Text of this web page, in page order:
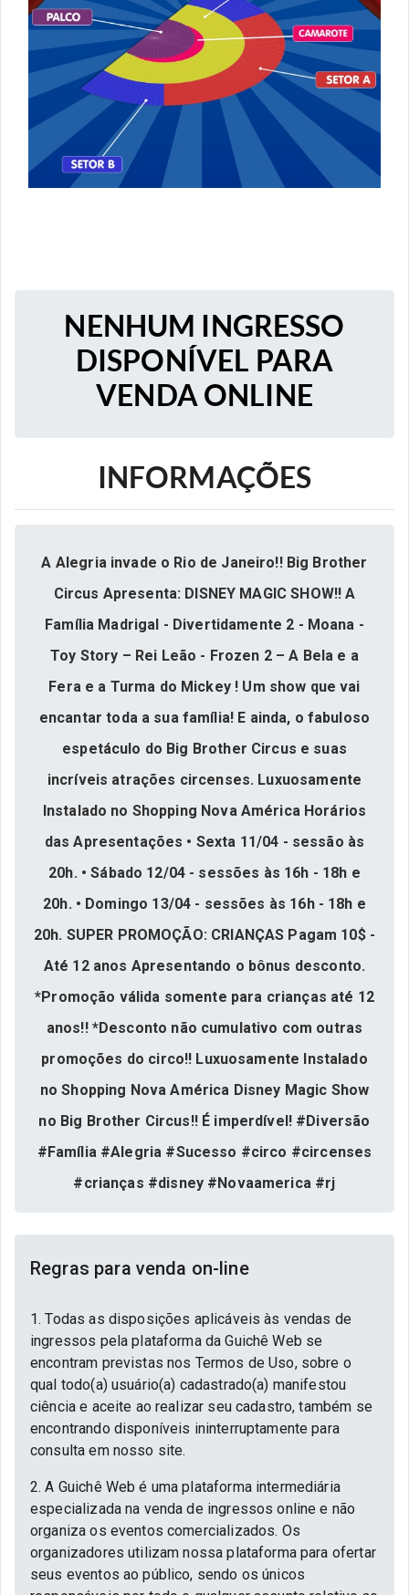
NENHUM INGRESSO
DISPONÍVEL PARA
VENDA ONLINE
INFORMAÇÕES
A Alegria invade o Rio de Janeiro!! Big Brother
Circus Apresenta: DISNEY MAGIC SHOW!! A
Família Madrigal - Divertidamente 2 - Moana -
Toy Story – Rei Leão - Frozen 2 – A Bela e a
Fera e a Turma do Mickey ! Um show que vai
encantar toda a sua família! E ainda, o fabuloso
espetáculo do Big Brother Circus e suas
incríveis atrações circenses. Luxuosamente
Instalado no Shopping Nova América Horários
das Apresentações • Sexta 11/04 - sessão às
20h. • Sábado 12/04 - sessões às 16h - 18h e
20h. • Domingo 13/04 - sessões às 16h - 18h e
20h. SUPER PROMOÇÃO: CRIANÇAS Pagam 10$ -
Até 12 anos Apresentando o bônus desconto.
*Promoção válida somente para crianças até 12
anos!! *Desconto não cumulativo com outras
promoções do circo!! Luxuosamente Instalado
no Shopping Nova América Disney Magic Show
no Big Brother Circus!! É imperdível! #Diversão
#Família #Alegria #Sucesso #circo #circenses
#crianças #disney #Novaamerica #rj
Regras para venda on-line
1. Todas as disposições aplicáveis às vendas de
ingressos pela plataforma da Guichê Web se
encontram previstas nos Termos de Uso, sobre o
qual todo(a) usuário(a) cadastrado(a) manifestou
ciência e aceite ao realizar seu cadastro, também se
encontrando disponíveis ininterruptamente para
consulta em nosso site.
2. A Guichê Web é uma plataforma intermediária
especializada na venda de ingressos online e não
organiza os eventos comercializados. Os
organizadores utilizam nossa plataforma para ofertar
seus eventos ao público, sendo os únicos